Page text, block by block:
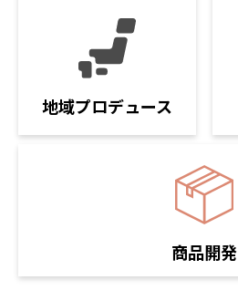
地域プロデュース
商品開発